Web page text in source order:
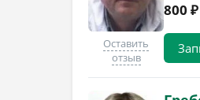
Оставить
отзыв
800 ₽